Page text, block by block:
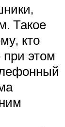
Такое
кто
этом